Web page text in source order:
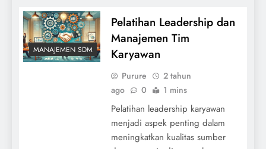
MANAJEMEN SDM
Pelatihan Leadership dan
Manajemen Tim
Karyawan
Purure
2 tahun
ago
0 1 mins
Pelatihan leadership karyawan
menjadi aspek penting dalam
meningkatkan kualitas sumber